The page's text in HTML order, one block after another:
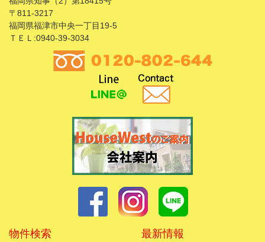
〒811-3217
福岡県福津市中央一丁目19-5
ＴＥＬ:0940-39-3034
物件検索 最新情報